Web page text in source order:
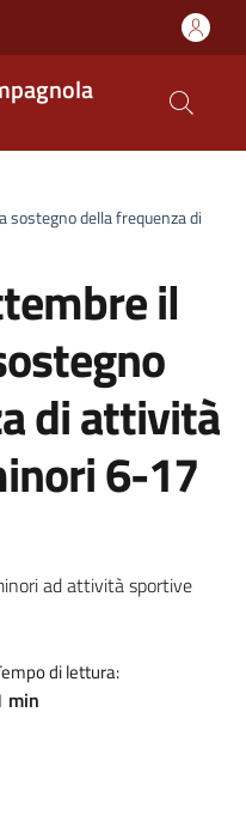
sostegno della frequenza di
il
di attività
6-17
ad attività sportive
di lettura:
min